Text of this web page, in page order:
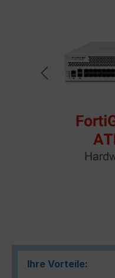
Ihre Vorteile: